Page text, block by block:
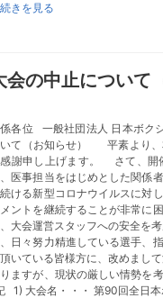
続きを見る
会の中止について
各位 一般社団法人 日本
て（お知らせ） 平素より、
謝申し上げます。 さて、開
医事担当をはじめとした関係
ける新型コロナウイルスに対
ントを継続することが非常に
大会運営スタッフへの安全を
日々努力精進している選手、
いている皆様方に、改めまし
ますが、現状の厳しい情勢を
1) 大会名・・・ 第90回全日本